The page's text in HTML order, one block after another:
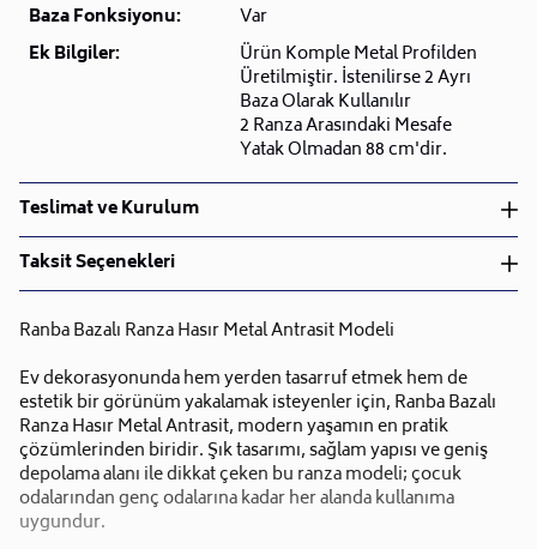
Baza Fonksiyonu:
Var
Ek Bilgiler:
Ürün Komple Metal Profilden
Üretilmiştir. İstenilirse 2 Ayrı
Baza Olarak Kullanılır
2 Ranza Arasındaki Mesafe
Yatak Olmadan 88 cm'dir.
Teslimat ve Kurulum
Teslimat ve Kurulum
• Siparişlerinizi aldıktan sonra en kısa sürede işleme
geleni yapıyoruz.
•Kargo süreçlerimizi güçlü lojistik ağımızla
destekleyerek, teslimatı en hızlı şekilde
gerçekleştiriyoruz.
•Siparişiniz hazırlandığında kurulum ekiplerimiz sizin
ile iletişime geçip müsait olduğunuz tarihte teslimat
ve kurulum planlaması yapacaktır.
•Lojistik siparişlerinizde teslimat ve kurulum hizmeti
Taksit Seçenekleri
Taksit Sayısı Aylık Tutar
Toplam Tutar
Tek Çekim
20.319,20 TL
20.319,20 TL
2 Taksit
10.159,60 TL
20.319,20 TL
3 Taksit
6.773,07 TL
20.319,20 TL
4 Taksit
Ranba Bazalı Ranza Hasır Metal Antrasit Modeli
Ev dekorasyonunda hem yerden tasarruf etmek hem de
estetik bir görünüm yakalamak isteyenler için, Ranba Bazalı
Ranza Hasır Metal Antrasit, modern yaşamın en pratik
çözümlerinden biridir. Şık tasarımı, sağlam yapısı ve geniş
depolama alanı ile dikkat çeken bu ranza modeli; çocuk
odalarından genç odalarına kadar her alanda kullanıma
uygundur.